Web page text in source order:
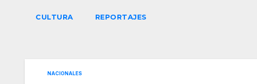
CULTURA REPORTAJES
NACIONALES